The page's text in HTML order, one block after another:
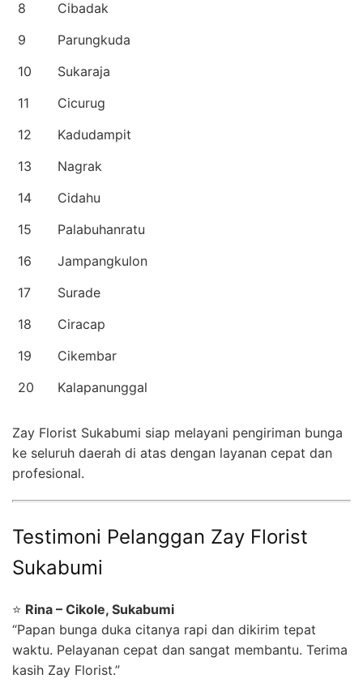
8
Cibadak
9
Parungkuda
10
Sukaraja
11
Cicurug
12
Kadudampit
13
Nagrak
14
Cidahu
15
Palabuhanratu
16
Jampangkulon
17
Surade
18
Ciracap
19
Cikembar
20
Kalapanunggal
Zay Florist Sukabumi siap melayani pengiriman bunga
ke seluruh daerah di atas dengan layanan cepat dan
profesional.
Testimoni Pelanggan Zay Florist
Sukabumi
⭐ Rina – Cikole, Sukabumi
“Papan bunga duka citanya rapi dan dikirim tepat
waktu. Pelayanan cepat dan sangat membantu. Terima
kasih Zay Florist.”